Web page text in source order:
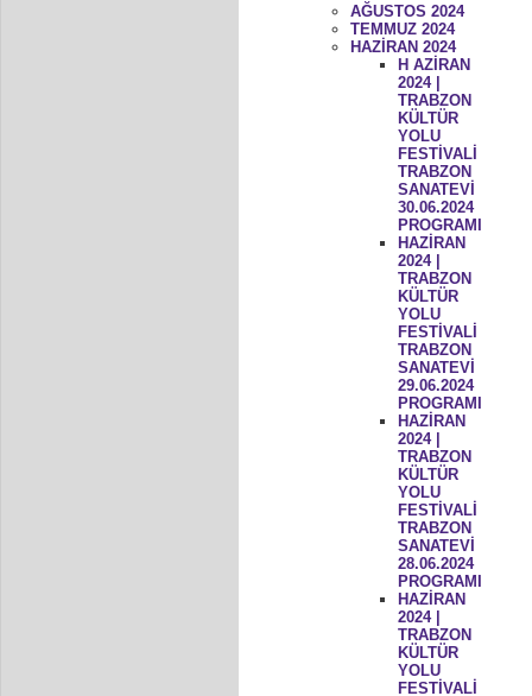
AĞUSTOS 2024
TEMMUZ 2024
HAZİRAN 2024
H AZİRAN
2024 |
TRABZON
KÜLTÜR
YOLU
FESTİVALİ
TRABZON
SANATEVİ
30.06.2024
PROGRAMI
HAZİRAN
2024 |
TRABZON
KÜLTÜR
YOLU
FESTİVALİ
TRABZON
SANATEVİ
29.06.2024
PROGRAMI
HAZİRAN
2024 |
TRABZON
KÜLTÜR
YOLU
FESTİVALİ
TRABZON
SANATEVİ
28.06.2024
PROGRAMI
HAZİRAN
2024 |
TRABZON
KÜLTÜR
YOLU
FESTİVALİ